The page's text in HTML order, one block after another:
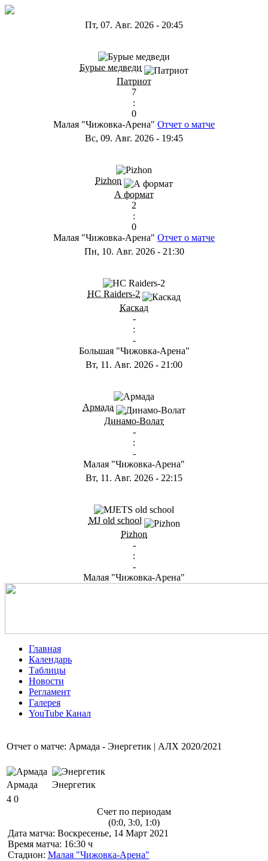
Пт, 07. Авг. 2026 - 20:45
Бурые медведи
Патриот
7
:
0
Малая "Чижовка-Арена" Отчет о матче
Вс, 09. Авг. 2026 - 19:45
Pizhon
А формат
2
:
0
Малая "Чижовка-Арена" Отчет о матче
Пн, 10. Авг. 2026- 21:30
HC Raiders-2
Каскад
-
:
-
Большая "Чижовка-Арена"
Вт, 11. Авг. 2026 - 21:00
Армада
Динамо-Волат
-
:
-
Малая "Чижовка-Арена"
Вт, 11. Авг. 2026 - 22:15
MJ old school
Pizhon
-
:
-
Малая "Чижовка-Арена"
Главная
Календарь
Таблицы
Новости
Регламент
Галерея
YouTube Канал
Отчет о матче: Армада - Энергетик | АЛХ 2020/2021
Армада
Энергетик
4 0
Счет по периодам
(0:0, 3:0, 1:0)
Дата матча: Воскресенье, 14 Март 2021
Время матча: 16:30 ч
Стадион: Малая "Чижовка-Арена"